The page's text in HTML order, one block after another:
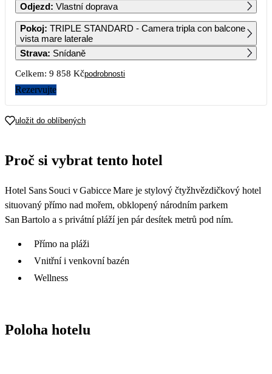
1
6 789
2
6 789
3
6 789
4
6 789
5
12
4 929
19 20
5 039 5 039 5 039 5 039
Odjezd: Vlastní doprava
Pokoj: TRIPLE STANDARD - Camera tripla con balcone
vista mare laterale
Strava: Snídaně
Celkem: 9 858 Kčpodrobnosti
Rezervujte
uložit do oblíbených
Proč si vybrat tento hotel
Hotel Sans Souci v Gabicce Mare je stylový čtyžhvězdičkový hotel
situovaný přímo nad mořem, obklopený národním parkem
San Bartolo a s privátní pláží jen pár desítek metrů pod ním.
Přímo na pláži
Vnitřní i venkovní bazén
Wellness
Poloha hotelu